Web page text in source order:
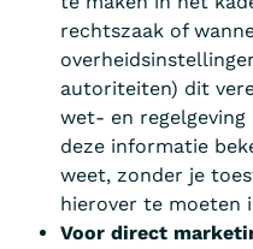
rechtszaak of
autoriteiten) dit
wet- en
deze informatie
weet, zonder je
hierover te moeten
Voor direct